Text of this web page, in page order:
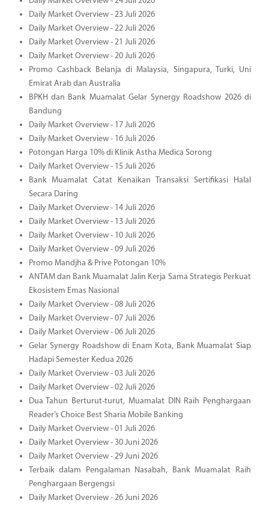
Daily Market Overview - 23 Juli 2026
Daily Market Overview - 22 Juli 2026
Daily Market Overview - 21 Juli 2026
Daily Market Overview - 20 Juli 2026
Promo Cashback Belanja di Malaysia, Singapura, Turki, Uni
Emirat Arab dan Australia
BPKH dan Bank Muamalat Gelar Synergy Roadshow 2026 di
Bandung
Daily Market Overview - 17 Juli 2026
Daily Market Overview - 16 Juli 2026
Potongan Harga 10% di Klinik Astha Medica Sorong
Daily Market Overview - 15 Juli 2026
Bank Muamalat Catat Kenaikan Transaksi Sertifikasi Halal
Secara Daring
Daily Market Overview - 14 Juli 2026
Daily Market Overview - 13 Juli 2026
Daily Market Overview - 10 Juli 2026
Daily Market Overview - 09 Juli 2026
Promo Mandjha & Prive Potongan 10%
ANTAM dan Bank Muamalat Jalin Kerja Sama Strategis Perkuat
Ekosistem Emas Nasional
Daily Market Overview - 08 Juli 2026
Daily Market Overview - 07 Juli 2026
Daily Market Overview - 06 Juli 2026
Gelar Synergy Roadshow di Enam Kota, Bank Muamalat Siap
Hadapi Semester Kedua 2026
Daily Market Overview - 03 Juli 2026
Daily Market Overview - 02 Juli 2026
Dua Tahun Berturut-turut, Muamalat DIN Raih Penghargaan
Reader’s Choice Best Sharia Mobile Banking
Daily Market Overview - 01 Juli 2026
Daily Market Overview - 30 Juni 2026
Daily Market Overview - 29 Juni 2026
Terbaik dalam Pengalaman Nasabah, Bank Muamalat Raih
Penghargaan Bergengsi
Daily Market Overview - 26 Juni 2026